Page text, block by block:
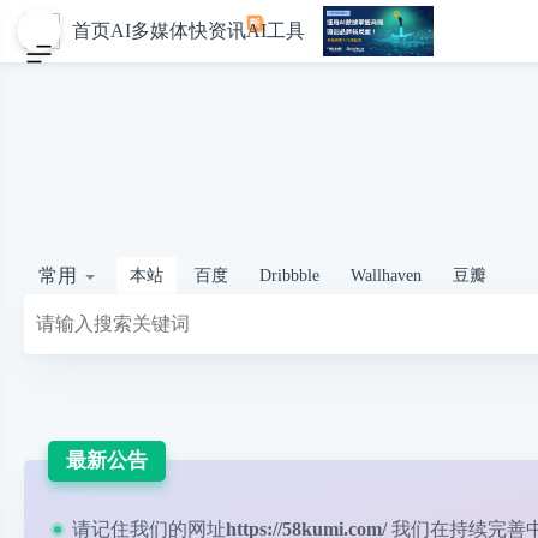
首页AI多媒体快资讯AI工具
常用 本站 百度 Dribbble Wallhaven 豆瓣
最新公告
请记住我们的网址https://58kumi.com/ 我们在持续完善